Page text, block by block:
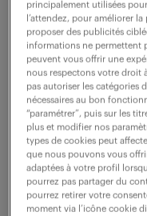
En tant que Chargé
vous devenez le
de PME/PMI. Votre
apportez un conseil
voir l'offre
principalement utilisées
l’attendez, pour améliorer
proposer des publicités
informations ne permettent
peuvent vous offrir une
nous respectons votre droit
pas autoriser les catégories
nécessaires au bon
“paramétrer”, puis sur les
plus et modifier nos
types de cookies peut
que nous pouvons vous
adaptées à votre profil
pourrez pas partager du
pourrez retirer votre
moment via l’icône cookie